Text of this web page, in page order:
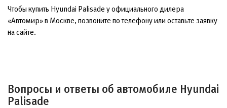
Чтобы купить Hyundai Palisade у официального дилера
«Автомир» в Москве, позвоните по телефону или оставьте заявку
на сайте.
Вопросы и ответы об автомобиле Hyundai
Palisade